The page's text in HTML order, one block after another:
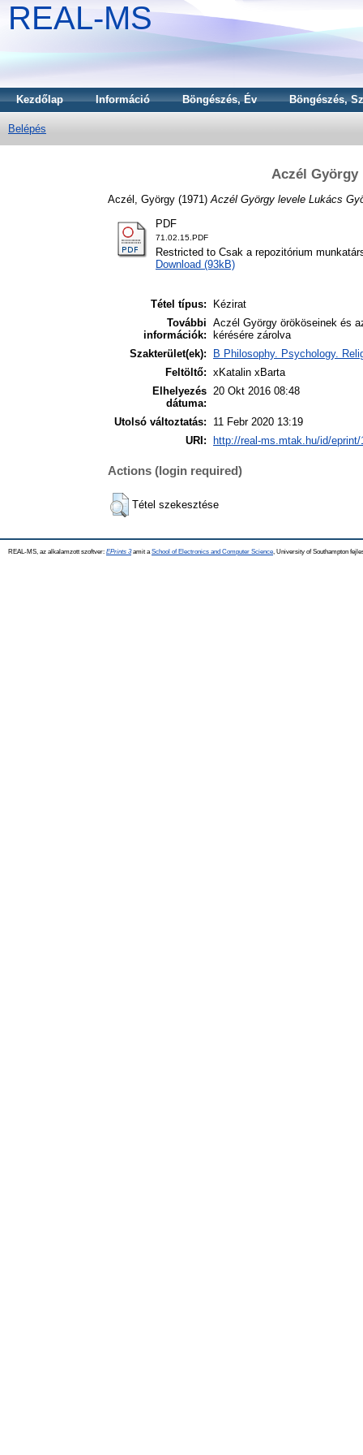
REAL-MS
Kezdőlap Információ Böngészés, Év Böngészés,
Belépés
Aczél György
Aczél, György (1971) Aczél György levele Lukács
PDF
71.02.15.PDF
Restricted to Csak a repozitórium
Download (93kB)
Tétel típus:
Kézirat
További
információk:
Aczél György örököseinek és
kérésére zárolva
Szakterület(ek):
B Philosophy. Psychology.
Feltöltő: xKatalin xBarta
Elhelyezés
dátuma:
20 Okt 2016 08:48
Utolsó változtatás:
11 Febr 2020 13:19
URI:
http://real-ms.mtak.hu/id/eprint/
Actions (login required)
Tétel szekesztése
REAL-MS, az alkalamzott szoftver: EPrints 3amit a School of Electronics and Computer Science , University of Southampton